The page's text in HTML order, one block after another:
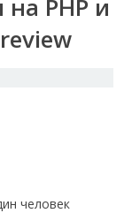
PHP и
человек